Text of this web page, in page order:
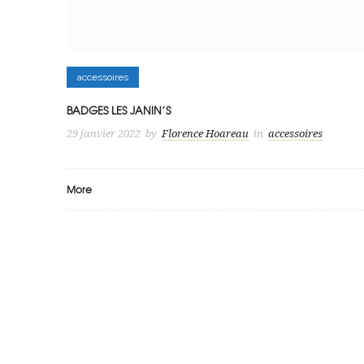
accessoires
BADGES LES JANIN’S
29 janvier 2022 by Florence Hoareau in accessoires
More